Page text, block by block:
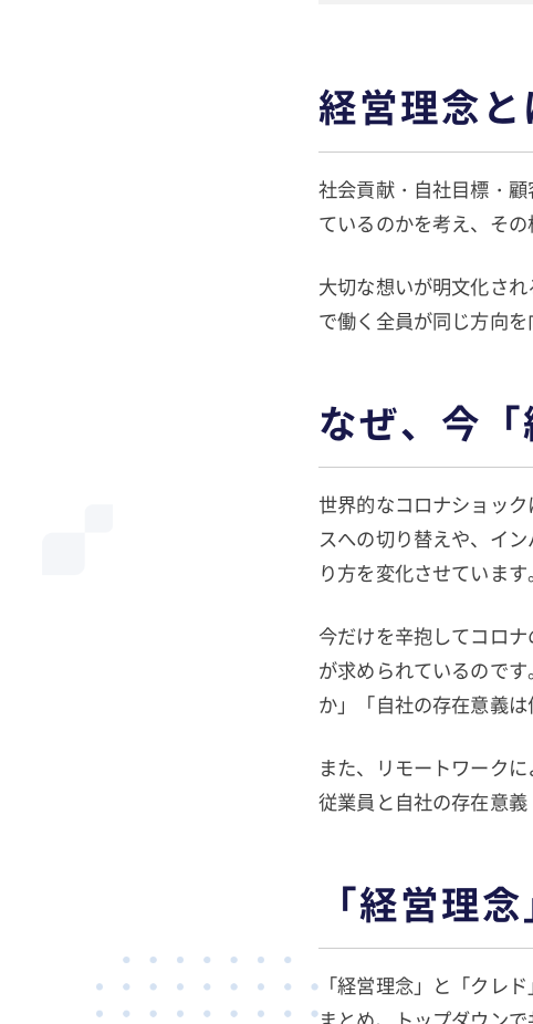
経営理念と
社会貢献・自社目標・
ているのかを考え、そ
大切な想いが明文化さ
で働く全員が同じ方向
なぜ、今
世界的なコロナショッ
スへの切り替えや、イ
り方を変化させています。
今だけを辛抱してコロ
が求められているので
か」「自社の存在意義
また、リモートワーク
従業員と自社の存在意義
「経営理
「経営理念」と「クレ